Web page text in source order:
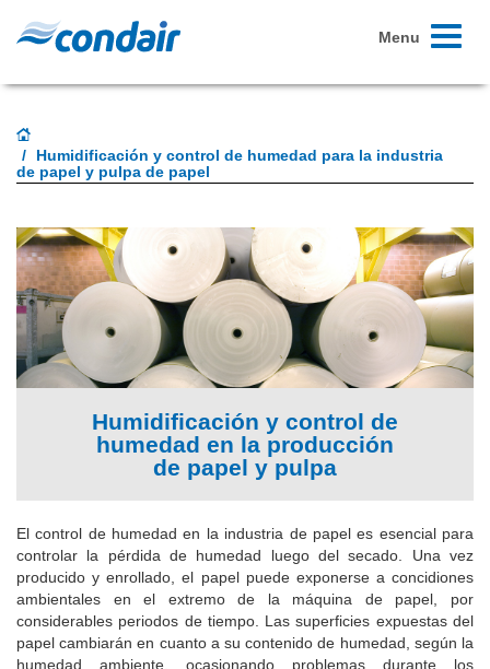
Toggle
Menu
Humidificación y control de humedad para la industria
de papel y pulpa de papel
Humidificación y control de
humedad en la producción
de papel y pulpa
El control de humedad en la industria de papel es esencial para
controlar la pérdida de humedad luego del secado. Una vez
producido y enrollado, el papel puede exponerse a concidiones
ambientales en el extremo de la máquina de papel, por
considerables periodos de tiempo. Las superficies expuestas del
papel cambiarán en cuanto a su contenido de humedad, según la
humedad ambiente, ocasionando problemas durante los